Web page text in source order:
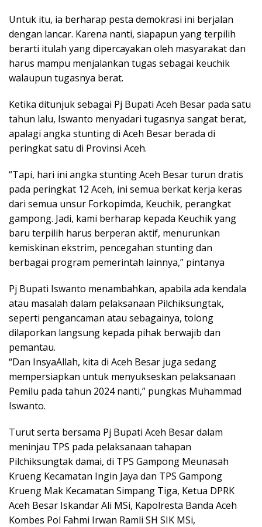
Untuk itu, ia berharap pesta demokrasi ini berjalan
dengan lancar. Karena nanti, siapapun yang terpilih
berarti itulah yang dipercayakan oleh masyarakat dan
harus mampu menjalankan tugas sebagai keuchik
walaupun tugasnya berat.
Ketika ditunjuk sebagai Pj Bupati Aceh Besar pada satu
tahun lalu, Iswanto menyadari tugasnya sangat berat,
apalagi angka stunting di Aceh Besar berada di
peringkat satu di Provinsi Aceh.
“Tapi, hari ini angka stunting Aceh Besar turun dratis
pada peringkat 12 Aceh, ini semua berkat kerja keras
dari semua unsur Forkopimda, Keuchik, perangkat
gampong. Jadi, kami berharap kepada Keuchik yang
baru terpilih harus berperan aktif, menurunkan
kemiskinan ekstrim, pencegahan stunting dan
berbagai program pemerintah lainnya,” pintanya
Pj Bupati Iswanto menambahkan, apabila ada kendala
atau masalah dalam pelaksanaan Pilchiksungtak,
seperti pengancaman atau sebagainya, tolong
dilaporkan langsung kepada pihak berwajib dan
pemantau.
“Dan InsyaAllah, kita di Aceh Besar juga sedang
mempersiapkan untuk menyukseskan pelaksanaan
Pemilu pada tahun 2024 nanti,” pungkas Muhammad
Iswanto.
Turut serta bersama Pj Bupati Aceh Besar dalam
meninjau TPS pada pelaksanaan tahapan
Pilchiksungtak damai, di TPS Gampong Meunasah
Krueng Kecamatan Ingin Jaya dan TPS Gampong
Krueng Mak Kecamatan Simpang Tiga, Ketua DPRK
Aceh Besar Iskandar Ali MSi, Kapolresta Banda Aceh
Kombes Pol Fahmi Irwan Ramli SH SIK MSi,